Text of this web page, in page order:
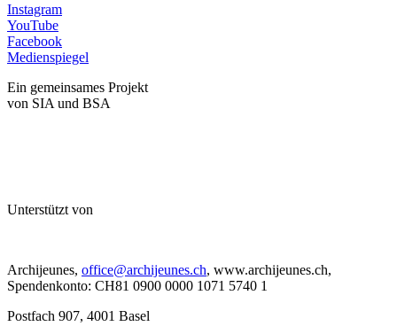
Instagram
YouTube
Facebook
Medienspiegel
Ein gemeinsames Projekt
von SIA und BSA
Unterstützt von
Archijeunes, office@archijeunes.ch, www.archijeunes.ch,
Spendenkonto: CH81 0900 0000 1071 5740 1
Postfach 907, 4001 Basel